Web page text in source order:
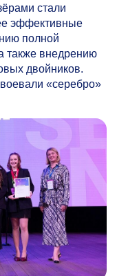
стали
эффективные
полной
также внедрению
двойников.
«серебро»